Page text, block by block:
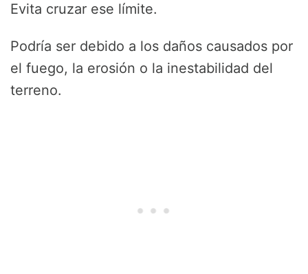
Evita cruzar ese límite.
Podría ser debido a los daños causados por
el fuego, la erosión o la inestabilidad del
terreno.